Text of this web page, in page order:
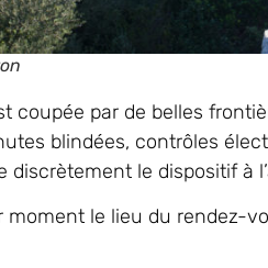
coupée par de belles
blindées, contrôles
discrètement le dispositif à
moment le lieu du rendez-